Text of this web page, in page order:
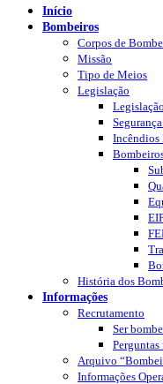
Início
Bombeiros
Corpos de
Missão
Tipo de Meios
Legislação
Incêndios
História dos
Informações
Recrutamento
Ser
Perguntas
Arquivo
Informações